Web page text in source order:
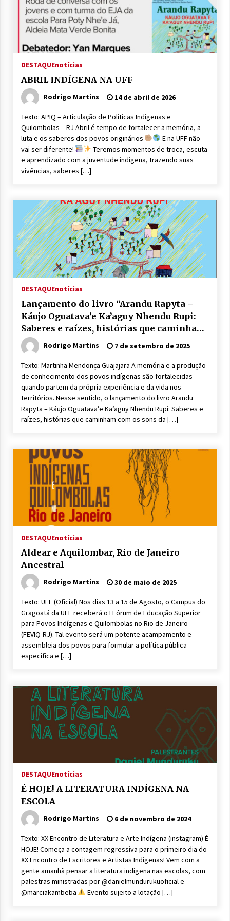
DESTAQUEnotícias
ABRIL INDÍGENA NA UFF
Rodrigo Martins 14 de abril de 2026
Texto: APIQ – Articulação de Políticas Indígenas e
Quilombolas – RJ Abril é tempo de fortalecer a memória, a
luta e os saberes dos povos originários
E na UFF não
vai ser diferente!
Teremos momentos de troca, escuta
e aprendizado com a juventude indígena, trazendo suas
vivências, saberes […]
DESTAQUEnotícias
Lançamento do livro “Arandu Rapyta –
Káujo Oguatava’e Ka’aguy Nhendu Rupi:
Saberes e raízes, histórias que caminham
com os sons da floresta”
Rodrigo Martins 7 de setembro de 2025
Texto: Martinha Mendonça Guajajara A memória e a produção
de conhecimento dos povos indígenas são fortalecidas
quando partem da própria experiência e da vida nos
territórios. Nesse sentido, o lançamento do livro Arandu
Rapyta – Káujo Oguatava’e Ka’aguy Nhendu Rupi: Saberes e
raízes, histórias que caminham com os sons da […]
DESTAQUEnotícias
Aldear e Aquilombar, Rio de Janeiro
Ancestral
Rodrigo Martins 30 de maio de 2025
Texto: UFF (Oficial) Nos dias 13 a 15 de Agosto, o Campus do
Gragoatá da UFF receberá o I Fórum de Educação Superior
para Povos Indígenas e Quilombolas no Rio de Janeiro
(FEVIQ-RJ). Tal evento será um potente acampamento e
assembleia dos povos para formular a política pública
específica e […]
DESTAQUEnotícias
É HOJE! A LITERATURA INDÍGENA NA
ESCOLA
Rodrigo Martins 6 de novembro de 2024
Texto: XX Encontro de Literatura e Arte Indígena (instagram) É
HOJE! Começa a contagem regressiva para o primeiro dia do
XX Encontro de Escritores e Artistas Indígenas! Vem com a
gente amanhã pensar a literatura indígena nas escolas, com
palestras ministradas por @danielmundurukuoficial e
@marciakambeba
Evento sujeito a lotação […]